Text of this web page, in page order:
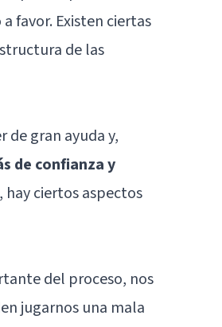
favor. Existen ciertas
de las
de gran ayuda y,
de confianza y
ciertos aspectos
del proceso, nos
jugarnos una mala